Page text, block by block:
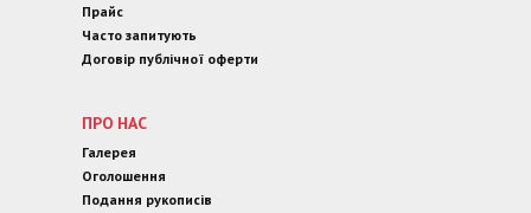
Прайс
Часто запитують
Договір публічної оферти
ПРО НАС
Галерея
Оголошення
Подання рукописів